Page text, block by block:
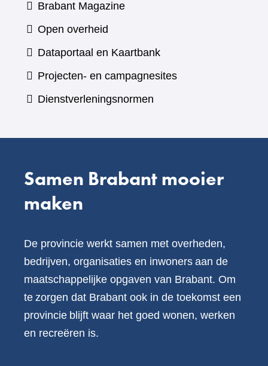
Brabant Magazine(verwijst
andere
website)
Open overheid
Dataportaal en Kaartbank(verwijst
naar
Projecten- en campagnesites
Dienstverleningsnormen
Samen Brabant mooier
maken
De provincie werkt samen met overheden,
bedrijven, organisaties en inwoners aan de
maatschappelijke opgaven van Brabant. Om
te zorgen dat Brabant ook in de toekomst een
provincie blijft waar het goed wonen, werken
en recreëren is.